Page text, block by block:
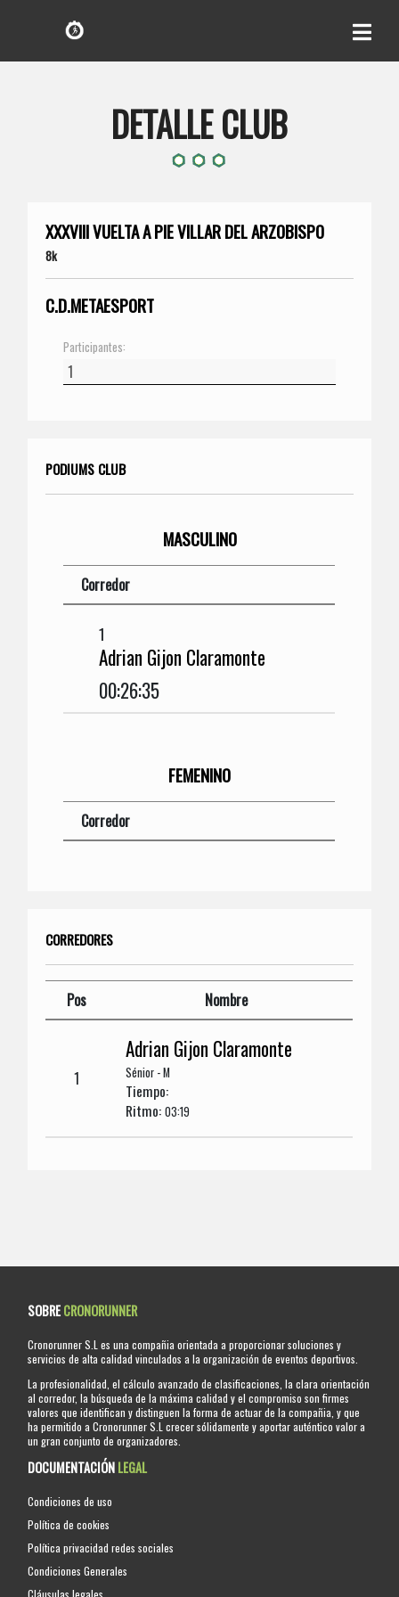
DETALLE CLUB
XXXVIII VUELTA A PIE VILLAR DEL ARZOBISPO
8k
C.D.METAESPORT
Participantes:
PODIUMS CLUB
MASCULINO
Corredor
1
Adrian Gijon Claramonte
00:26:35
FEMENINO
Corredor
CORREDORES
Pos Nombre
1
Adrian Gijon Claramonte
Sénior - M
Tiempo:
Ritmo:03:19
SOBRECRONORUNNER
Cronorunner S.L es una compañia orientada a proporcionar soluciones y
servicios de alta calidad vinculados a la organización de eventos deportivos.
La profesionalidad, el cálculo avanzado de clasificaciones, la clara orientación
al corredor, la búsqueda de la máxima calidad y el compromiso son firmes
valores que identifican y distinguen la forma de actuar de la compañia, y que
ha permitido a Cronorunner S.L crecer sólidamente y aportar auténtico valor a
un gran conjunto de organizadores.
DOCUMENTACIÓNLEGAL
Condiciones de uso
Política de cookies
Política privacidad redes sociales
Condiciones Generales
Cláusulas legales